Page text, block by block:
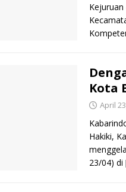
Kota
April
Hakiki,
23/04) di